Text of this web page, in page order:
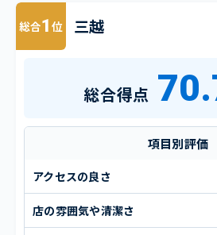
総合1 位 三越
総合得点
項目別評価
アクセスの良さ
店の雰囲気や清潔さ